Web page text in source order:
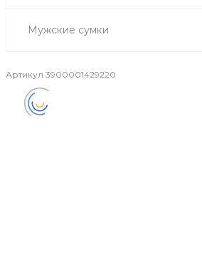
Мужские сумки
Артикул 3900001429220